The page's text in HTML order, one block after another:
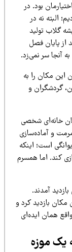
بود. در
نه در
۲۰۰ یا ۳۰۰ شیشه گلاب تولید
فصل
سر نمی‌زد.
را به
و
شخصی
آماده‌سازی
است؛ اینکه
اما همسرم
آمدند.
کرد و
ایده‌ای
موزه